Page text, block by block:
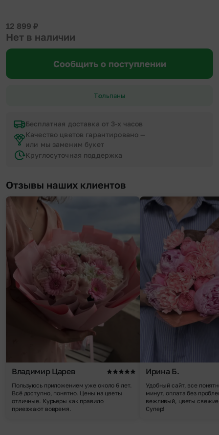
12 899 ₽
Нет в наличии
Сообщить о поступлении
Тюльпаны
Бесплатная доставка от 3-х часов
Качество цветов гарантировано —
или мы заменим букет
Круглосуточная поддержка
Отзывы наших клиентов
Владимир Царев
Пользуюсь приложением уже около 6 лет.
Всё доступно, понятно. Цены на цветы
отличные. Курьеры как правило
приезжают вовремя.
Ирина Б.
Удобный сайт, все
минут, оплата без
вежливый, цветы
Супер!